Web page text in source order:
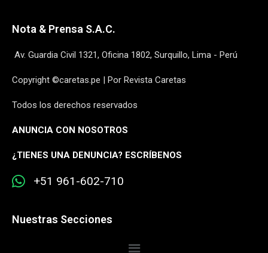
Nota & Prensa S.A.C.
Av. Guardia Civil 1321, Oficina 1802, Surquillo, Lima - Perú
Copyright ©caretas.pe | Por Revista Caretas
Todos los derechos reservados
ANUNCIA CON NOSOTROS
¿TIENES UNA DENUNCIA? ESCRÍBENOS
+51 961-602-710
Nuestras Secciones